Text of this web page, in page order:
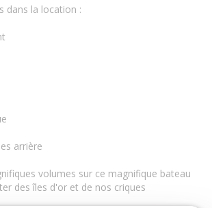
dans la location :
arrière
volumes sur ce magnifique bateau
des îles d'or et de nos criques